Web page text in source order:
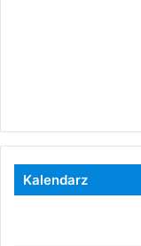
Kalendarz